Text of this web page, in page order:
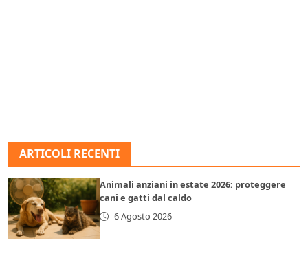
ARTICOLI RECENTI
Animali anziani in estate 2026: proteggere
cani e gatti dal caldo
6 Agosto 2026